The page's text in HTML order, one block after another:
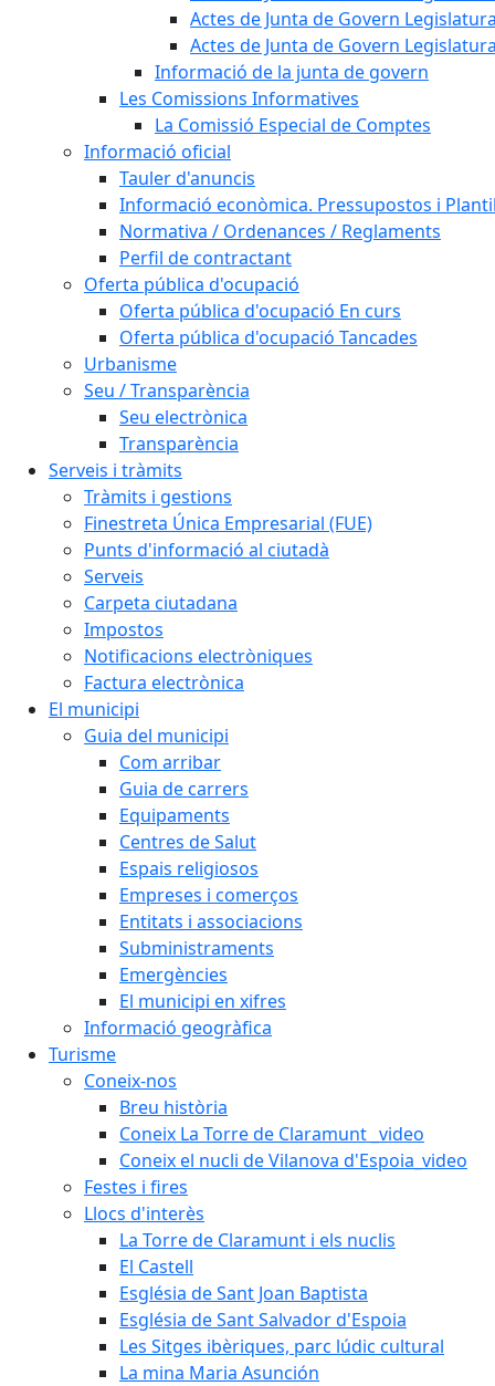
Actes de Junta de Govern
Actes de Junta de Govern
Informació de la junta de govern
Les Comissions Informatives
La Comissió Especial de Comptes
Informació oficial
Tauler d'anuncis
Informació econòmica. Pressupostos i
Normativa / Ordenances / Reglaments
Perfil de contractant
Oferta pública d'ocupació
Oferta pública d'ocupació En curs
Oferta pública d'ocupació Tancades
Urbanisme
Seu / Transparència
Seu electrònica
Transparència
Serveis i tràmits
Tràmits i gestions
Finestreta Única Empresarial (FUE)
Punts d'informació al ciutadà
Serveis
Carpeta ciutadana
Impostos
Notificacions electròniques
Factura electrònica
El municipi
Guia del municipi
Com arribar
Guia de carrers
Equipaments
Centres de Salut
Espais religiosos
Empreses i comerços
Entitats i associacions
Subministraments
Emergències
El municipi en xifres
Informació geogràfica
Turisme
Coneix-nos
Breu història
Coneix La Torre de Claramunt _video
Coneix el nucli de Vilanova d'Espoia_video
Festes i fires
Llocs d'interès
La Torre de Claramunt i els nuclis
El Castell
Església de Sant Joan Baptista
Església de Sant Salvador d'Espoia
Les Sitges ibèriques, parc lúdic cultural
La mina Maria Asunción